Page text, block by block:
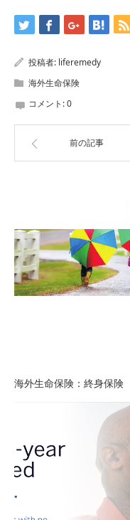
投稿者: liferemedy
海外生命保険
コメント:0
前の記事
海外生命保険：終身保険